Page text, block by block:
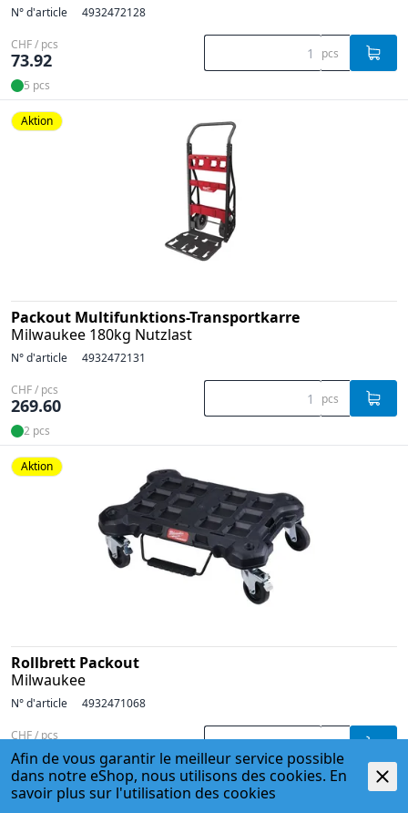
N° d'article 4932472128
CHF / pcs
73.92 pcs
5 pcs
Aktion
Packout Multifunktions-Transportkarre
Milwaukee 180kg Nutzlast
N° d'article 4932472131
CHF / pcs
269.60 pcs
2 pcs
Aktion
Rollbrett Packout
Milwaukee
N° d'article 4932471068
CHF / pcs
122.40 pcs
3 pcs
Afin de vous garantir le meilleur service possible
dans notre eShop, nous utilisons des cookies. En
savoir plus sur l'utilisation des cookies